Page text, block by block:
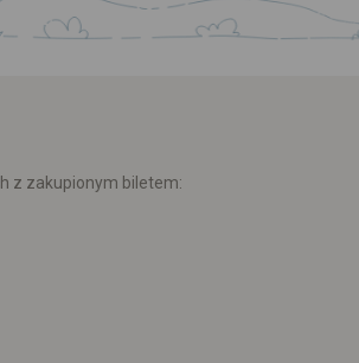
z zakupionym biletem: